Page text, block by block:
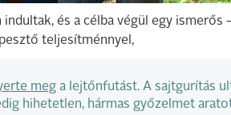
és a célba végül egy
teljesítménnyel,
meg a lejtőnfutást. A sajtgurítás
hihetetlen, hármas győzelmet